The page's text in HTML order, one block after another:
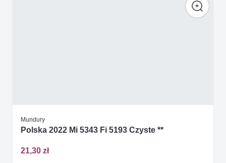
Mundury
Polska 2022 Mi 5343 Fi 5193 Czyste **
21,30 zł